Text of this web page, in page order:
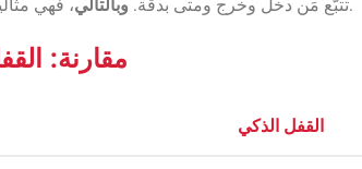
تتبّع مَن دخل وخرج ومتى بدقة. وبالتالي ، فهي مثالية لأصحاب المنازل والشركات لمراقبة الدخول.
مقارنة:
القفل الذكي